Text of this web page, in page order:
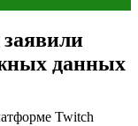
данных
Twitch